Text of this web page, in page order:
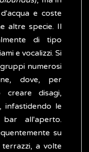
e coste
altre specie. Il
di tipo
e vocalizzi. Si
numerosi
dove, per
creare disagi,
infastidendo le
all'aperto.
su
a volte